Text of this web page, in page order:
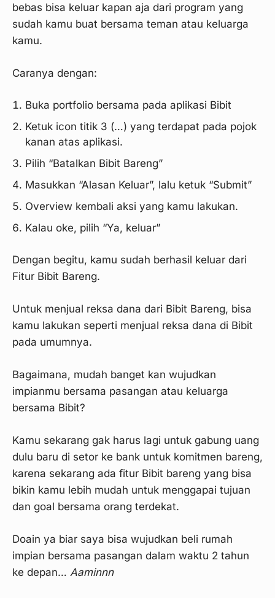
bebas bisa keluar kapan aja dari program yang
sudah kamu buat bersama teman atau keluarga
kamu.
Caranya dengan:
Buka portfolio bersama pada aplikasi Bibit
Ketuk icon titik 3 (…) yang terdapat pada pojok
kanan atas aplikasi.
Pilih “Batalkan Bibit Bareng”
Masukkan “Alasan Keluar”, lalu ketuk “Submit”
Overview kembali aksi yang kamu lakukan.
Kalau oke, pilih “Ya, keluar”
Dengan begitu, kamu sudah berhasil keluar dari
Fitur Bibit Bareng.
Untuk menjual reksa dana dari Bibit Bareng, bisa
kamu lakukan seperti menjual reksa dana di Bibit
pada umumnya.
Bagaimana, mudah banget kan wujudkan
impianmu bersama pasangan atau keluarga
bersama Bibit?
Kamu sekarang gak harus lagi untuk gabung uang
dulu baru di setor ke bank untuk komitmen bareng,
karena sekarang ada fitur Bibit bareng yang bisa
bikin kamu lebih mudah untuk menggapai tujuan
dan goal bersama orang terdekat.
Doain ya biar saya bisa wujudkan beli rumah
impian bersama pasangan dalam waktu 2 tahun
ke depan… Aaminnn